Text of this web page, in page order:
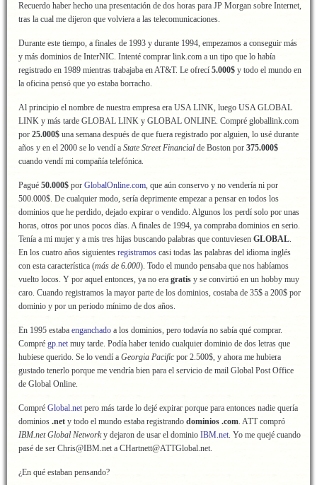
Recuerdo haber hecho una presentación de dos horas para JP Morgan sobre Internet,
tras la cual me dijeron que volviera a las telecomunicaciones.
Durante este tiempo, a finales de 1993 y durante 1994, empezamos a conseguir más
y más dominios de InterNIC. Intenté comprar link.com a un tipo que lo había
registrado en 1989 mientras trabajaba en AT&T. Le ofrecí 5.000$ y todo el mundo en
la oficina pensó que yo estaba borracho.
Al principio el nombre de nuestra empresa era USA LINK, luego USA GLOBAL
LINK y más tarde GLOBAL LINK y GLOBAL ONLINE. Compré globallink.com
por 25.000$ una semana después de que fuera registrado por alguien, lo usé durante
años y en el 2000 se lo vendí a State Street Financial de Boston por 375.000$
cuando vendí mi compañía telefónica.
Pagué 50.000$ por GlobalOnline.com, que aún conservo y no vendería ni por
500.000$. De cualquier modo, sería deprimente empezar a pensar en todos los
dominios que he perdido, dejado expirar o vendido. Algunos los perdí solo por unas
horas, otros por unos pocos días. A finales de 1994, ya compraba dominios en serio.
Tenía a mi mujer y a mis tres hijas buscando palabras que contuviesen GLOBAL.
En los cuatro años siguientes registramos casi todas las palabras del idioma inglés
con esta característica (más de 6.000). Todo el mundo pensaba que nos habíamos
vuelto locos. Y por aquel entonces, ya no era gratis y se convirtió en un hobby muy
caro. Cuando registramos la mayor parte de los dominios, costaba de 35$ a 200$ por
dominio y por un periodo mínimo de dos años.
En 1995 estaba enganchado a los dominios, pero todavía no sabía qué comprar.
Compré gp.netmuy tarde. Podía haber tenido cualquier dominio de dos letras que
hubiese querido. Se lo vendí a Georgia Pacificpor 2.500$, y ahora me hubiera
gustado tenerlo porque me vendría bien para el servicio de mail Global Post Office
de Global Online.
Compré Global.net pero más tarde lo dejé expirar porque para entonces nadie quería
dominios .net y todo el mundo estaba registrando dominios .com. ATT compró
IBM.net Global Networky dejaron de usar el dominio IBM.net. Yo me quejé cuando
pasé de ser Chris@IBM.net a CHartnett@ATTGlobal.net.
¿En qué estaban pensando?